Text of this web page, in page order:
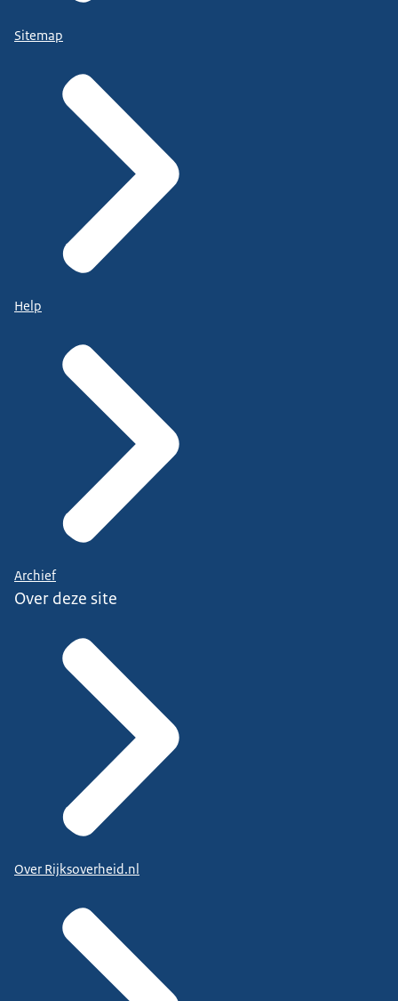
Sitemap
Help
Archief
Over deze site
Over Rijksoverheid.nl